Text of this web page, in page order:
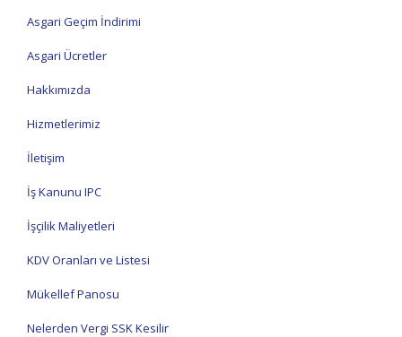
Asgari Geçim İndirimi
Asgari Ücretler
Hakkımızda
Hizmetlerimiz
İletişim
İş Kanunu IPC
İşçilik Maliyetleri
KDV Oranları ve Listesi
Mükellef Panosu
Nelerden Vergi SSK Kesilir